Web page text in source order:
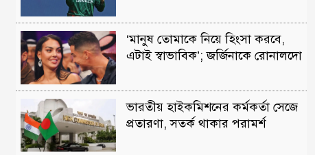
‘মানুষ তোমাকে নিয়ে হিংসা করবে,
এটাই স্বাভাবিক’; জর্জিনাকে রোনালদো
ভারতীয় হাইকমিশনের কর্মকর্তা সেজে
প্রতারণা, সতর্ক থাকার পরামর্শ